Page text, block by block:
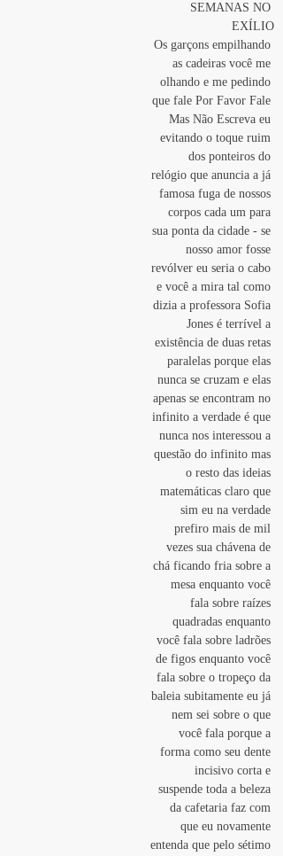
SEMANAS NO
EXÍLIO
Os garçons empilhando
as cadeiras você me
olhando e me pedindo
que fale Por Favor Fale
Mas Não Escreva eu
evitando o toque ruim
dos ponteiros do
relógio que anuncia a já
famosa fuga de nossos
corpos cada um para
sua ponta da cidade - se
nosso amor fosse
revólver eu seria o cabo
e você a mira tal como
dizia a professora Sofia
Jones é terrível a
existência de duas retas
paralelas porque elas
nunca se cruzam e elas
apenas se encontram no
infinito a verdade é que
nunca nos interessou a
questão do infinito mas
o resto das ideias
matemáticas claro que
sim eu na verdade
prefiro mais de mil
vezes sua chávena de
chá ficando fria sobre a
mesa enquanto você
fala sobre raízes
quadradas enquanto
você fala sobre ladrões
de figos enquanto você
fala sobre o tropeço da
baleia subitamente eu já
nem sei sobre o que
você fala porque a
forma como seu dente
incisivo corta e
suspende toda a beleza
da cafetaria faz com
que eu novamente
entenda que pelo sétimo